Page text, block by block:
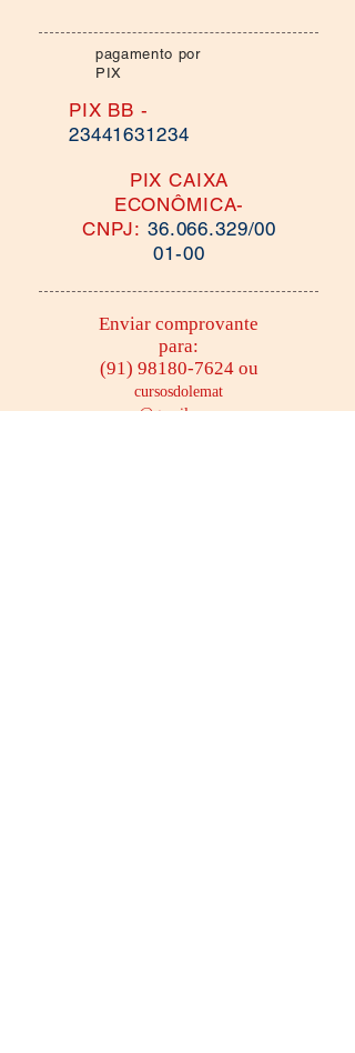
pagamento por
PIX
PIX BB -
23441631234
PIX CAIXA
ECONÔMICA-
CNPJ:36.066.329/00
01-00
Enviar comprovante
para:
(91) 98180-7624ou
cursosdolemat
@gmail.com